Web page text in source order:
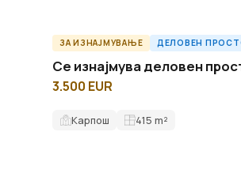
ЗА ИЗНАЈМУВАЊЕ ДЕЛОВЕН
Се изнајмува деловен
3.500 EUR
Карпош 415 m²